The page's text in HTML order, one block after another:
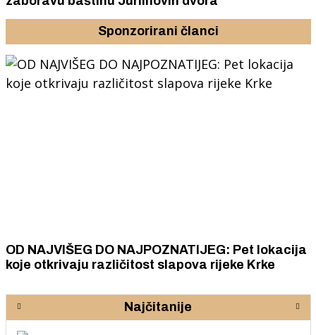
Sponzorirani članci
OD NAJVIŠEG DO NAJPOZNATIJEG: Pet lokacija
koje otkrivaju različitost slapova rijeke Krke
Najčitanije